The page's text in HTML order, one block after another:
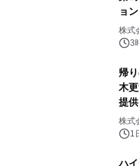
ョ
株式
3
帰
木
提供
株式
1
ハ